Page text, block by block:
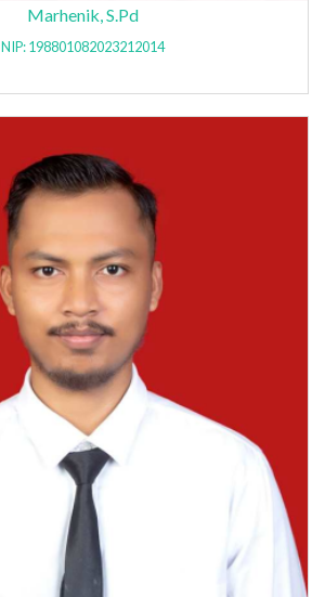
Marhenik, S.Pd
NIP: 198801082023212014